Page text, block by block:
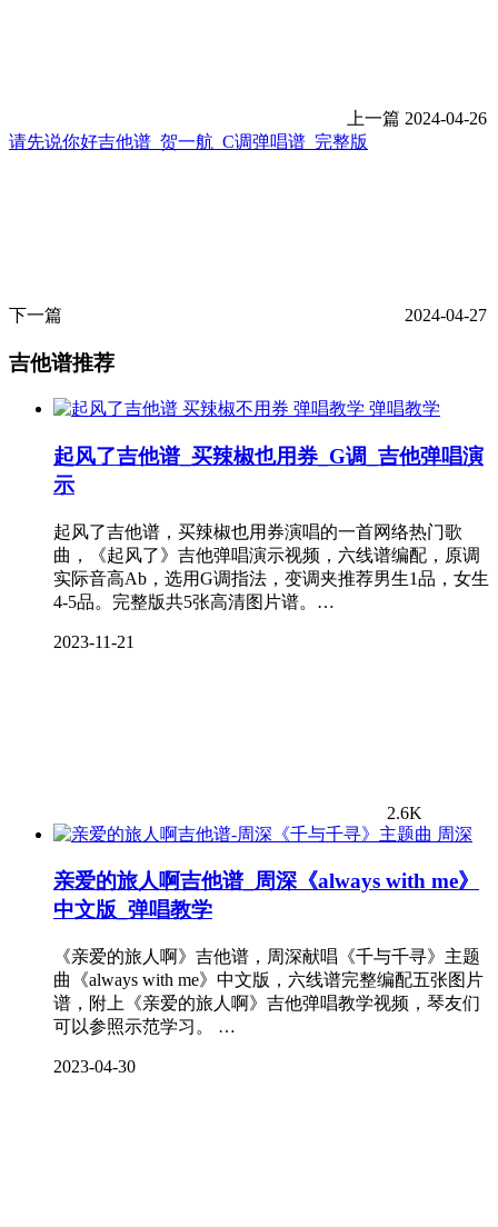
上一篇 2024-04-26
请先说你好吉他谱_贺一航_C调弹唱谱_完整版
下一篇 2024-04-27
吉他谱推荐
弹唱教学
起风了吉他谱_买辣椒也用券_G调_吉他弹唱演
示
起风了吉他谱，买辣椒也用券演唱的一首网络热门歌
曲，《起风了》吉他弹唱演示视频，六线谱编配，原调
实际音高Ab，选用G调指法，变调夹推荐男生1品，女生
4-5品。完整版共5张高清图片谱。…
2023-11-21
2.6K
周深
亲爱的旅人啊吉他谱_周深《always with me》
中文版_弹唱教学
《亲爱的旅人啊》吉他谱，周深献唱《千与千寻》主题
曲《always with me》中文版，六线谱完整编配五张图片
谱，附上《亲爱的旅人啊》吉他弹唱教学视频，琴友们
可以参照示范学习。 …
2023-04-30